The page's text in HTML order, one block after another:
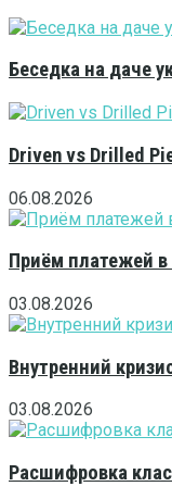
Беседка на даче
Driven vs Drilled
06.08.2026
Приём платежей
03.08.2026
Внутренний
03.08.2026
Расшифровка